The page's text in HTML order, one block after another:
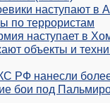
наступают в
по террористам
наступает в
объекты и
РФ нанесли
бои под